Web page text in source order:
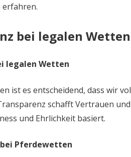
erfahren.
bei legalen Wetten
legalen Wetten
ist es entscheidend, dass wir
schafft Vertrauen
und Ehrlichkeit basiert.
Pferdewetten